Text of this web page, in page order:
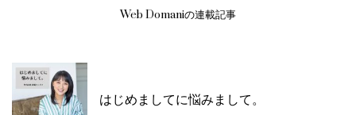
Web Domaniの連載記事
はじめましてに悩みまして。